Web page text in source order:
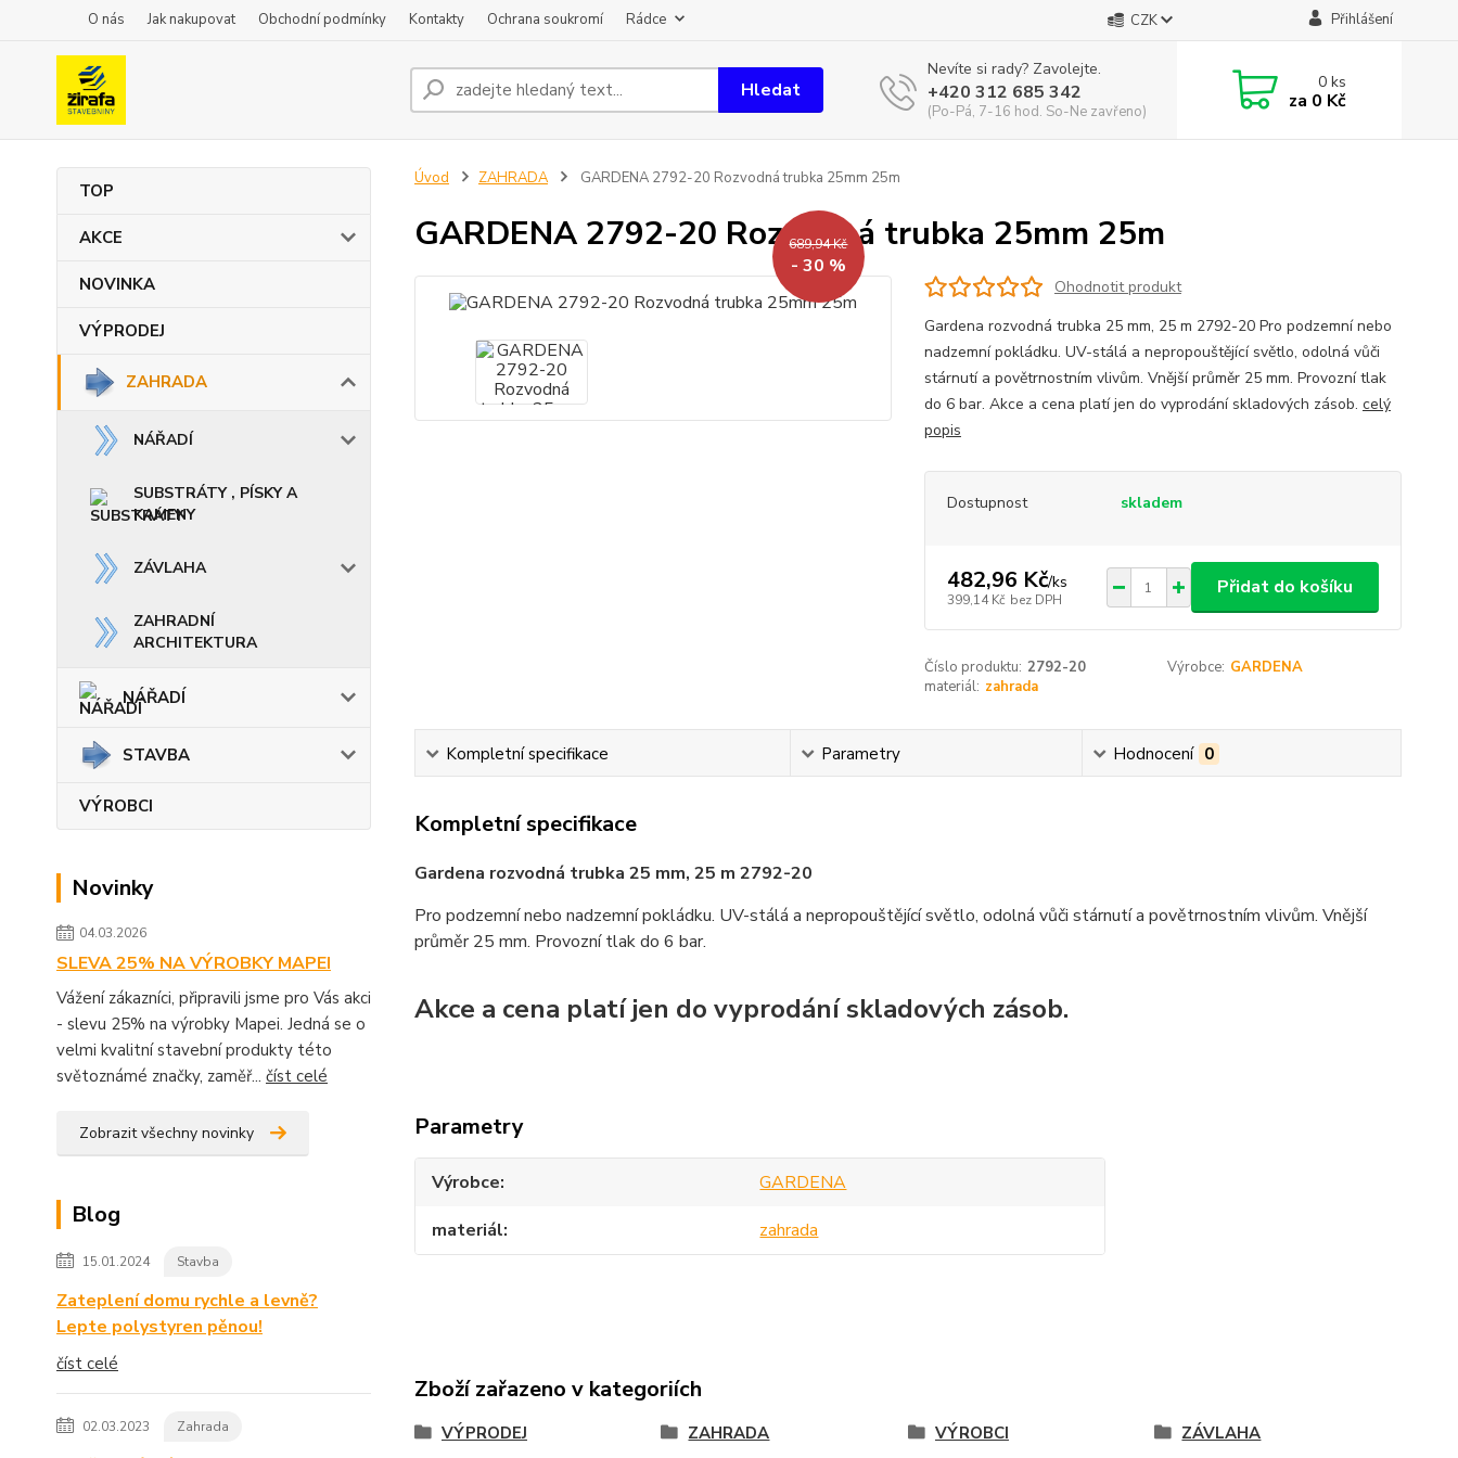
O nás Jak nakupovat Obchodní podmínky Kontakty Ochrana soukromí Rádce CZK Přihlášení
Hledat
Nevíte si rady? Zavolejte.
+420 312 685 342
(Po-Pá, 7-16 hod. So-Ne zavřeno)
0ks
za 0 Kč
TOP
AKCE
NOVINKA
VÝPRODEJ
ZAHRADA
NÁŘADÍ
SUBSTRÁTY , PÍSKY A
KAMENY
ZÁVLAHA
ZAHRADNÍ
ARCHITEKTURA
NÁŘADÍ
STAVBA
VÝROBCI
Novinky
04.03.2026
SLEVA 25% NA VÝROBKY MAPEI
Vážení zákazníci, připravili jsme pro Vás akci
- slevu 25% na výrobky Mapei. Jedná se o
velmi kvalitní stavební produkty této
světoznámé značky, zaměř... číst celé
Zobrazit všechny novinky
Blog
15.01.2024 Stavba
Zateplení domu rychle a levně?
Lepte polystyren pěnou!
číst celé
02.03.2023 Zahrada
Úvod ZAHRADA GARDENA 2792-20 Rozvodná trubka 25mm 25m
GARDENA 2792-20 Rozvodná trubka 25mm 25m
689,94 Kč
- 30 %
Ohodnotit produkt
Gardena rozvodná trubka 25 mm, 25 m 2792-20 Pro podzemní nebo
nadzemní pokládku. UV-stálá a nepropouštějící světlo, odolná vůči
stárnutí a povětrnostním vlivům. Vnější průměr 25 mm. Provozní tlak
do 6 bar. Akce a cena platí jen do vyprodání skladových zásob. celý
popis
Dostupnost skladem
482,96 Kč/ks
399,14 Kč bez DPH
Přidat do košíku
Číslo produktu: 2792-20 Výrobce: GARDENA
materiál: zahrada
Kompletní specifikace Parametry Hodnocení 0
Kompletní specifikace
Gardena rozvodná trubka 25 mm, 25 m 2792-20
Pro podzemní nebo nadzemní pokládku. UV-stálá a nepropouštějící světlo, odolná vůči stárnutí a povětrnostním vlivům. Vnější
průměr 25 mm. Provozní tlak do 6 bar.
Akce a cena platí jen do vyprodání skladových zásob.
Parametry
Výrobce
GARDENA
materiál
zahrada
Zboží zařazeno v kategoriích
VÝPRODEJ ZAHRADA VÝROBCI ZÁVLAHA